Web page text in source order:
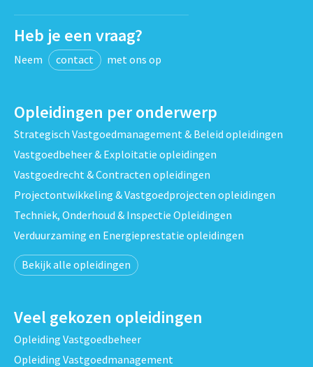
Heb je een vraag?
Neem contact met ons op
Opleidingen per onderwerp
Strategisch Vastgoedmanagement & Beleid opleidingen
Vastgoedbeheer & Exploitatie opleidingen
Vastgoedrecht & Contracten opleidingen
Projectontwikkeling & Vastgoedprojecten opleidingen
Techniek, Onderhoud & Inspectie Opleidingen
Verduurzaming en Energieprestatie opleidingen
Bekijk alle opleidingen
Veel gekozen opleidingen
Opleiding Vastgoedbeheer
Opleiding Vastgoedmanagement